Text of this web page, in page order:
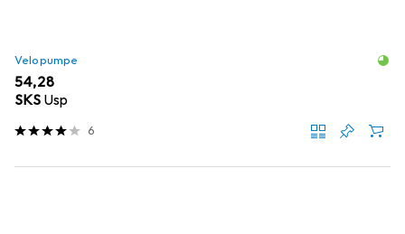
Velopumpe
EUR
54,28
SKS Usp
6